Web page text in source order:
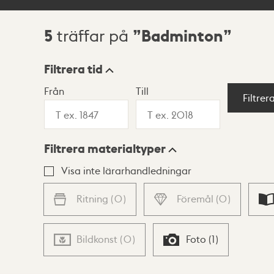
Sökresultat
5 träffar på Badminton
Visningsläge
Lista Karta
Filtrera tid
Från Till
Filtrera materialtyper
Visa inte lärarhandledningar
Ritning (0) Föremål (0)
Bildkonst (0) Foto (1)